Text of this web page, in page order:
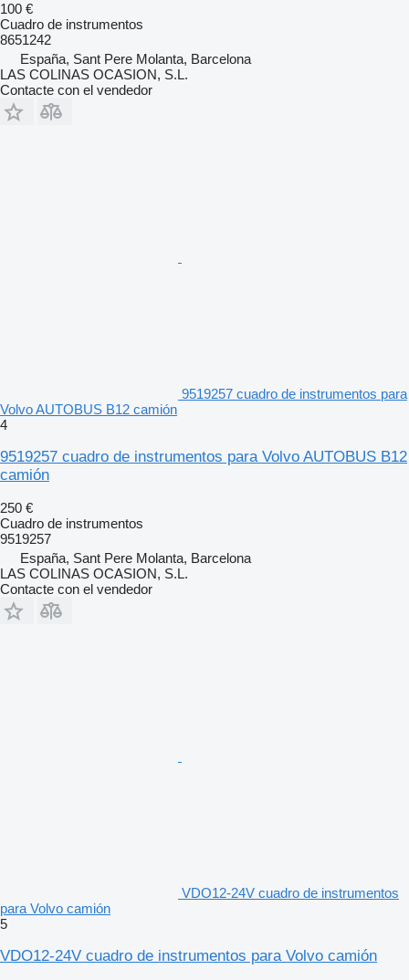
100 €
Cuadro de instrumentos
8651242
España, Sant Pere Molanta, Barcelona
LAS COLINAS OCASION, S.L.
Contacte con el vendedor
9519257 cuadro de instrumentos para
Volvo AUTOBUS B12 camión
4
9519257 cuadro de instrumentos para Volvo AUTOBUS B12
camión
250 €
Cuadro de instrumentos
9519257
España, Sant Pere Molanta, Barcelona
LAS COLINAS OCASION, S.L.
Contacte con el vendedor
VDO12-24V cuadro de instrumentos
para Volvo camión
5
VDO12-24V cuadro de instrumentos para Volvo camión